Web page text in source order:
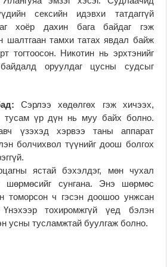
сексийн идэвхи татдаггүй
хоёр дахин бага байдаг гэж
шалтгаан тамхи татах явдал байж
тогтоосон. Никотин нь эрхтэнийг
оруулдаг цусны судсыг
Сэрлээ хөдөлгөх гэж хичээх,
тусам үр дүн нь муу байх болно.
үзэхэд хэрвээ таны аппарат
болчихвол түүнийг доош болгох
ястай бэхэлдэг, мөн чухал
шөрмөсийг сунгана. Энэ шөрмөс
томорсон ч гэсэн доошоо унжсан
тохиромжгүй үед бэлэн
усны тусламжтай буулгаж болно.